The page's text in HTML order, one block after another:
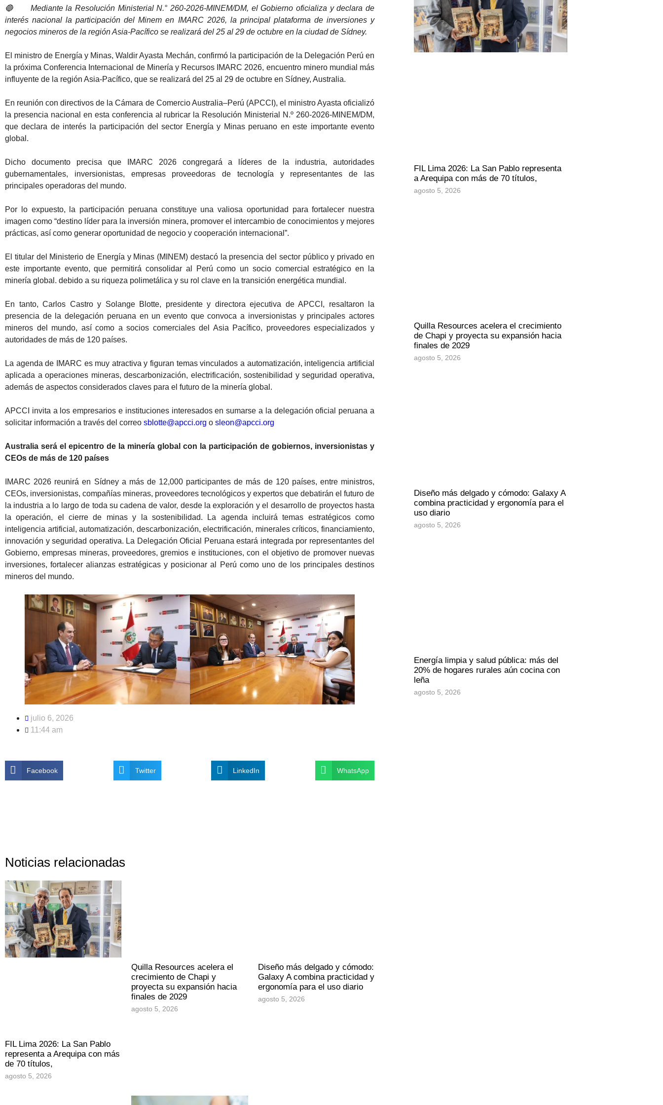
🔵
Mediante la Resolución Ministerial N.° 260-2026-MINEM/DM, el Gobierno oficializa y declara de
interés nacional la participación del Minem en IMARC 2026, la principal plataforma de inversiones y
negocios mineros de la región Asia-Pacífico se realizará del 25 al 29 de octubre en la ciudad de Sídney.
El ministro de Energía y Minas, Waldir Ayasta Mechán, confirmó la participación de la Delegación Perú en
la próxima Conferencia Internacional de Minería y Recursos IMARC 2026, encuentro minero mundial más
influyente de la región Asia-Pacífico, que se realizará del 25 al 29 de octubre en Sídney, Australia.
En reunión con directivos de la Cámara de Comercio Australia–Perú (APCCI), el ministro Ayasta oficializó
la presencia nacional en esta conferencia al rubricar la Resolución Ministerial N.º 260-2026-MINEM/DM,
que declara de interés la participación del sector Energía y Minas peruano en este importante evento
global.
Dicho documento precisa que IMARC 2026 congregará a líderes de la industria, autoridades
gubernamentales, inversionistas, empresas proveedoras de tecnología y representantes de las
principales operadoras del mundo.
Por lo expuesto, la participación peruana constituye una valiosa oportunidad para fortalecer nuestra
imagen como “destino líder para la inversión minera, promover el intercambio de conocimientos y mejores
prácticas, así como generar oportunidad de negocio y cooperación internacional”.
El titular del Ministerio de Energía y Minas (MINEM) destacó la presencia del sector público y privado en
este importante evento, que permitirá consolidar al Perú como un socio comercial estratégico en la
minería global. debido a su riqueza polimetálica y su rol clave en la transición energética mundial.
En tanto, Carlos Castro y Solange Blotte, presidente y directora ejecutiva de APCCI, resaltaron la
presencia de la delegación peruana en un evento que convoca a inversionistas y principales actores
mineros del mundo, así como a socios comerciales del Asia Pacífico, proveedores especializados y
autoridades de más de 120 países.
La agenda de IMARC es muy atractiva y figuran temas vinculados a automatización, inteligencia artificial
aplicada a operaciones mineras, descarbonización, electrificación, sostenibilidad y seguridad operativa,
además de aspectos considerados claves para el futuro de la minería global.
APCCI invita a los empresarios e instituciones interesados en sumarse a la delegación oficial peruana a
solicitar información a través del correo sblotte@apcci.org o sleon@apcci.org
Australia será el epicentro de la minería global con la participación de gobiernos, inversionistas y
CEOs de más de 120 países
IMARC 2026 reunirá en Sídney a más de 12,000 participantes de más de 120 países, entre ministros,
CEOs, inversionistas, compañías mineras, proveedores tecnológicos y expertos que debatirán el futuro de
la industria a lo largo de toda su cadena de valor, desde la exploración y el desarrollo de proyectos hasta
la operación, el cierre de minas y la sostenibilidad. La agenda incluirá temas estratégicos como
inteligencia artificial, automatización, descarbonización, electrificación, minerales críticos, financiamiento,
innovación y seguridad operativa. La Delegación Oficial Peruana estará integrada por representantes del
Gobierno, empresas mineras, proveedores, gremios e instituciones, con el objetivo de promover nuevas
inversiones, fortalecer alianzas estratégicas y posicionar al Perú como uno de los principales destinos
mineros del mundo.
julio 6, 2026
11:44 am
Facebook Twitter LinkedIn WhatsApp
Noticias relacionadas
FIL Lima 2026: La San Pablo
representa a Arequipa con más
de 70 títulos,
agosto 5, 2026
Quilla Resources acelera el
crecimiento de Chapi y
proyecta su expansión hacia
finales de 2029
agosto 5, 2026
Diseño más delgado y cómodo:
Galaxy A combina practicidad y
ergonomía para el uso diario
agosto 5, 2026
FIL Lima 2026: La San Pablo representa
a Arequipa con más de 70 títulos,
agosto 5, 2026
Quilla Resources acelera el crecimiento
de Chapi y proyecta su expansión hacia
finales de 2029
agosto 5, 2026
Diseño más delgado y cómodo: Galaxy A
combina practicidad y ergonomía para el
uso diario
agosto 5, 2026
Energía limpia y salud pública: más del
20% de hogares rurales aún cocina con
leña
agosto 5, 2026